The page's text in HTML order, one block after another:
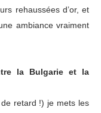
rehaussées d’or, et
ambiance vraiment
la Bulgarie et la
retard !) je mets les